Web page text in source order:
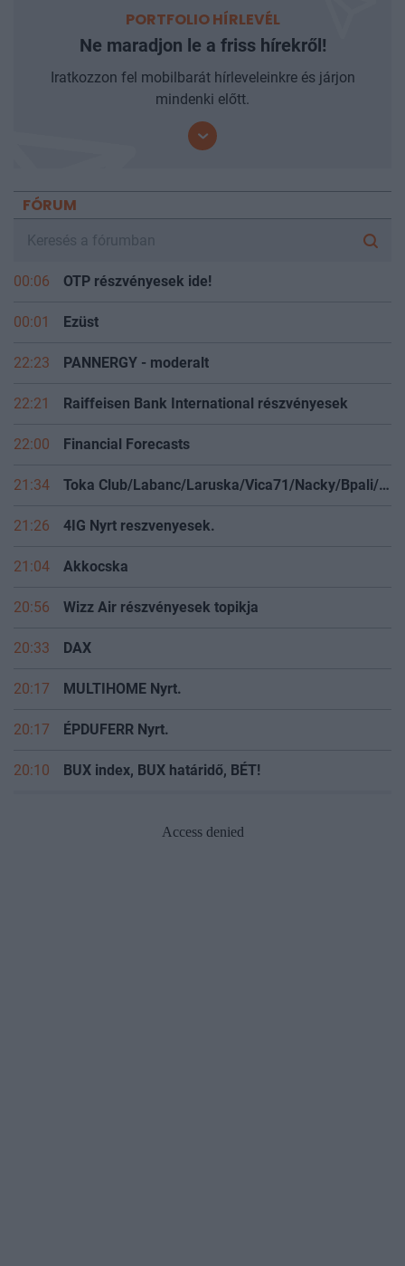
PORTFOLIO HÍRLEVÉL
Ne maradjon le a friss hírekről!
Iratkozzon fel mobilbarát hírleveleinkre és járjon
mindenki előtt.
FÓRUM
00:06 OTP részvényesek ide!
00:01 Ezüst
22:23 PANNERGY - moderalt
22:21 Raiffeisen Bank International részvényesek
22:00 Financial Forecasts
21:34 Toka Club/Labanc/Laruska/Vica71/Nacky/Bpali/Oldrider/Josefernando/Mcbull/Kawaszabi
21:26 4IG Nyrt reszvenyesek.
21:04 Akkocska
20:56 Wizz Air részvényesek topikja
20:33 DAX
20:17 MULTIHOME Nyrt.
20:17 ÉPDUFERR Nyrt.
20:10 BUX index, BUX határidő, BÉT!